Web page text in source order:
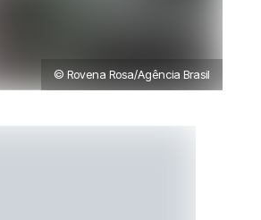
© Rovena Rosa/Agência Brasil